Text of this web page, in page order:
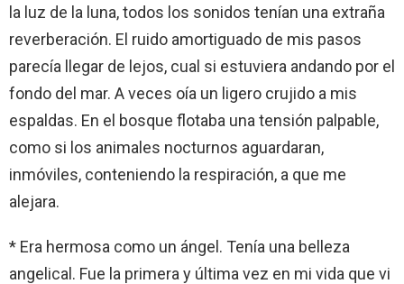
la luz de la luna, todos los sonidos tenían una extraña
reverberación. El ruido amortiguado de mis pasos
parecía llegar de lejos, cual si estuviera andando por el
fondo del mar. A veces oía un ligero crujido a mis
espaldas. En el bosque flotaba una tensión palpable,
como si los animales nocturnos aguardaran,
inmóviles, conteniendo la respiración, a que me
alejara.
* Era hermosa como un ángel. Tenía una belleza
angelical. Fue la primera y última vez en mi vida que vi